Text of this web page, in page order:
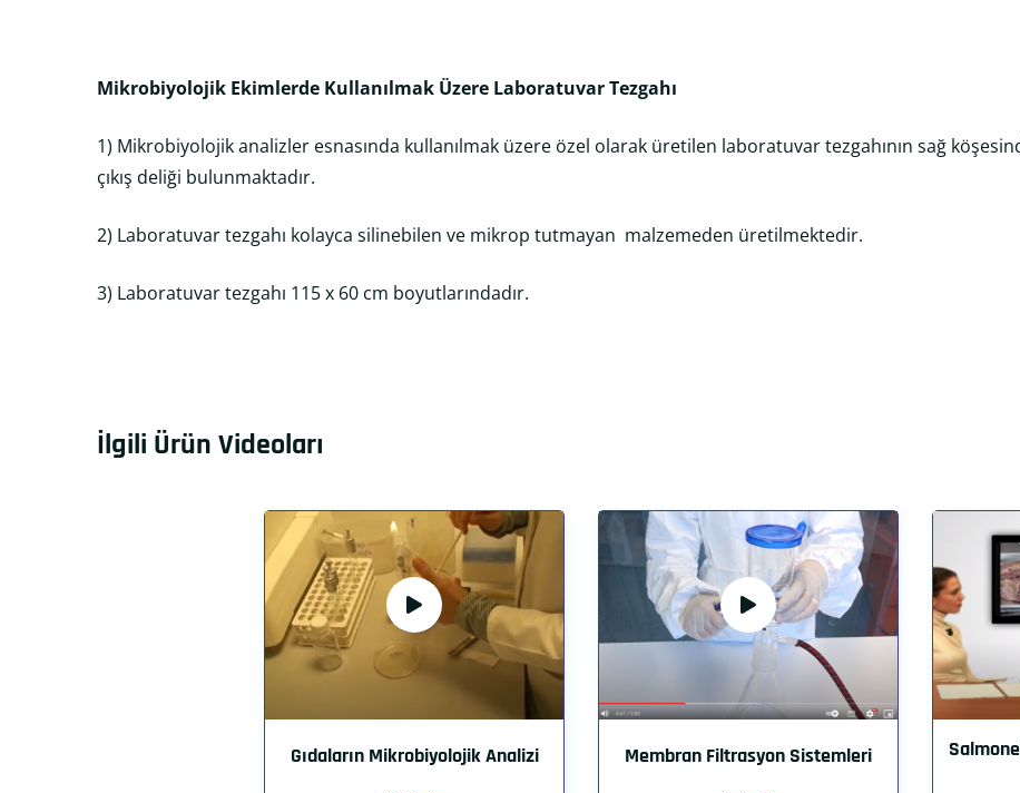
Mikrobiyolojik Ekimlerde Kullanılmak Üzere Laboratuvar Tezgahı
1) Mikrobiyolojik analizler esnasında kullanılmak üzere özel olarak üretilen laboratuvar tezgahının sağ
çıkış deliği bulunmaktadır.
2) Laboratuvar tezgahı kolayca silinebilen ve mikrop tutmayan malzemeden üretilmektedir.
3) Laboratuvar tezgahı 115 x 60 cm boyutlarındadır.
İlgili Ürün Videoları
Gıdaların Mikrobiyolojik Analizi Membran Filtrasyon Sistemleri